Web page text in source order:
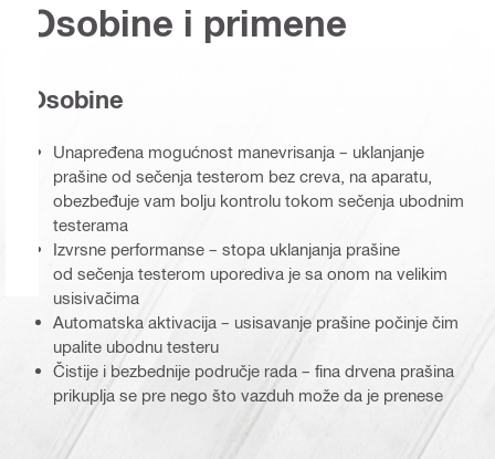
Osobine i primene
Osobine
Unapređena mogućnost manevrisanja – uklanjanje
prašine od sečenja testerom bez creva, na aparatu,
obezbeđuje vam bolju kontrolu tokom sečenja ubodnim
testerama
Izvrsne performanse – stopa uklanjanja prašine
od sečenja testerom uporediva je sa onom na velikim
usisivačima
Automatska aktivacija – usisavanje prašine počinje čim
upalite ubodnu testeru
Čistije i bezbednije područje rada – fina drvena prašina
prikuplja se pre nego što vazduh može da je prenese